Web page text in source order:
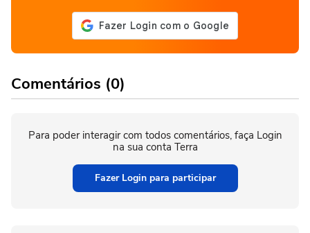
Comentários (0)
Para poder interagir com todos comentários, faça Login
na sua conta Terra
Fazer Login para participar